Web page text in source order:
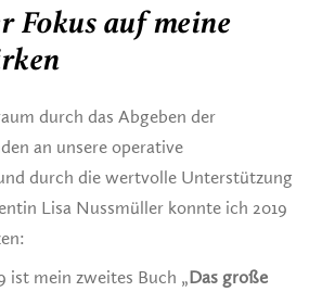
Fokus auf meine
durch das Abgeben der
an unsere operative
durch die wertvolle Unterstützung
Lisa Nussmüller konnte ich 2019
ist mein zweites Buch „Das große